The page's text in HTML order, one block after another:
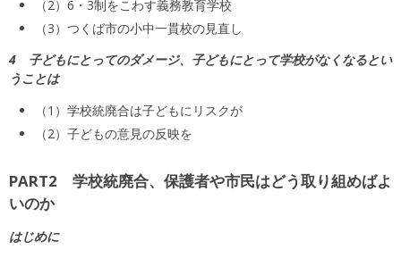
（2）6・3制をこわす義務教育学校
（3）つくば市の小中一貫校の見直し
4 子どもにとってのダメージ、子どもにとって学校がなくなるとい
うことは
（1）学校統廃合は子どもにリスクが
（2）子どもの意見の反映を
PART2 学校統廃合、保護者や市民はどう取り組めばよ
いのか
はじめに